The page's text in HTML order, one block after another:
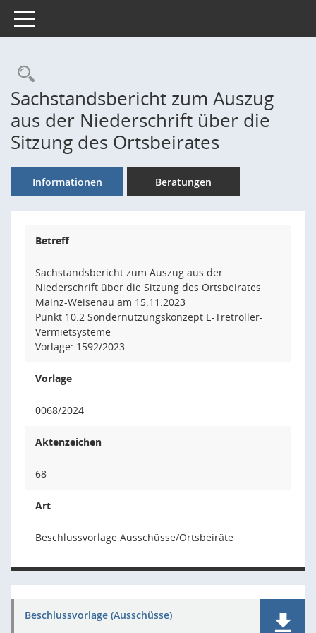
Toggle navigation
Rechercheauswahl
Sachstandsbericht zum Auszug
aus der Niederschrift über die
Sitzung des Ortsbeirates
Informationen Beratungen
Betreff
Sachstandsbericht zum Auszug aus der
Niederschrift über die Sitzung des Ortsbeirates
Mainz-Weisenau am 15.11.2023
Punkt 10.2 Sondernutzungskonzept E-Tretroller-
Vermietsysteme
Vorlage: 1592/2023
Vorlage
0068/2024
Aktenzeichen
68
Art
Beschlussvorlage Ausschüsse/Ortsbeiräte
Beschlussvorlage (Ausschüsse)